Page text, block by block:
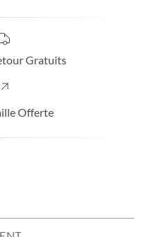
Gratuits
Offerte